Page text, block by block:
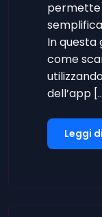
permette
In questa
come
dell’app
Leggi